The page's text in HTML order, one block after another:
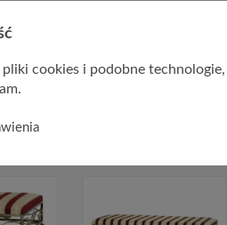
cookies i podobne